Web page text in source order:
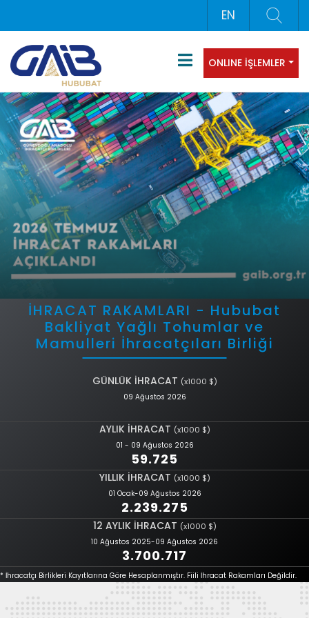
EN
ONLINE İŞLEMLER
İHRACAT RAKAMLARI - Hububat
Bakliyat Yağlı Tohumlar ve
Mamulleri İhracatçıları Birliği
GÜNLÜK İHRACAT (x1000 $)
09 Ağustos 2026
AYLIK İHRACAT (x1000 $)
01 - 09 Ağustos 2026
59.725
YILLIK İHRACAT (x1000 $)
01 Ocak-09 Ağustos 2026
2.239.275
12 AYLIK İHRACAT (x1000 $)
10 Ağustos 2025-09 Ağustos 2026
3.700.717
* İhracatçı Birlikleri Kayıtlarına Göre Hesaplanmıştır. Fiili İhracat Rakamları Değildir.